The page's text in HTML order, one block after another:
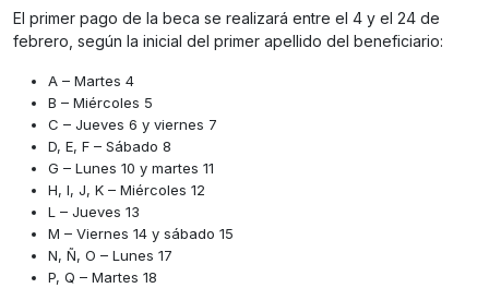
El primer pago de la beca se realizará entre el 4 y el 24 de
febrero, según la inicial del primer apellido del beneficiario:
A – Martes 4
B – Miércoles 5
C – Jueves 6 y viernes 7
D, E, F – Sábado 8
G – Lunes 10 y martes 11
H, I, J, K – Miércoles 12
L – Jueves 13
M – Viernes 14 y sábado 15
N, Ñ, O – Lunes 17
P, Q – Martes 18